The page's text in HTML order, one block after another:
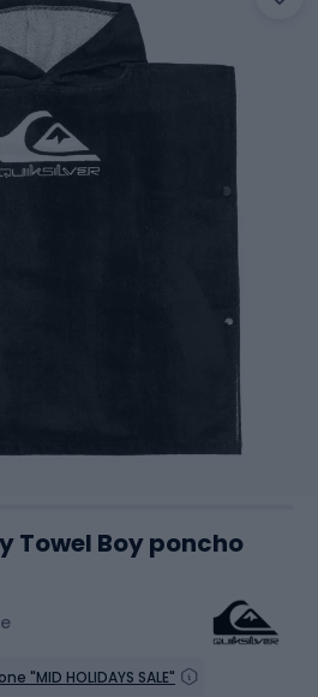
Towel Boy poncho
"MID HOLIDAYS SALE"